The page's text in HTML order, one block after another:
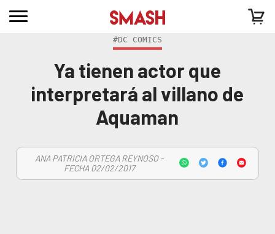
#DC COMICS
Ya tienen actor que
interpretará al villano de
Aquaman
ANA PATRICIA ORTEGA REYNOSO -
FECHA 02/02/2017